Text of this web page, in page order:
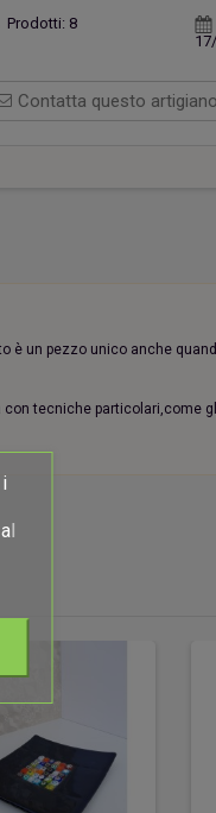
Prodotti: 8
Contatta questo artigiano
è un pezzo unico anche
tecniche particolari,come